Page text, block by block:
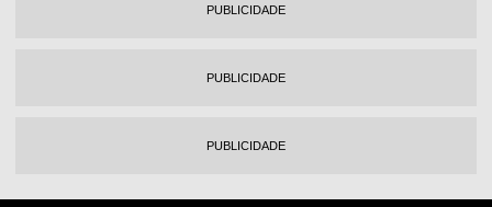
PUBLICIDADE
PUBLICIDADE
PUBLICIDADE